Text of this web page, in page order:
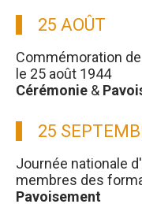
25 AOÛT
Commémoration
le 25 août 1944
Cérémonie &
25
Journée nationale
membres des
Pavoisement